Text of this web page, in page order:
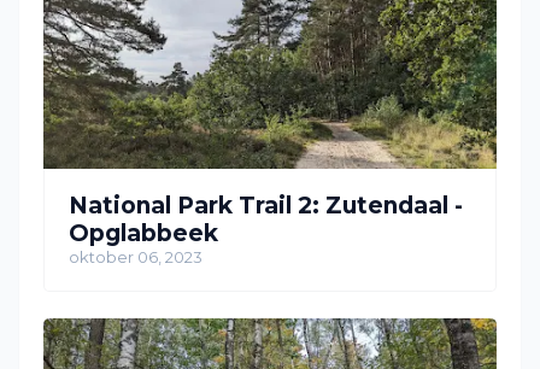
National Park Trail 2: Zutendaal -
Opglabbeek
oktober 06, 2023